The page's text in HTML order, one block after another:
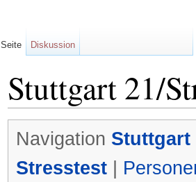
Stuttgart 21/
Navigation Stuttgart
Stresstest
Seite Diskussion